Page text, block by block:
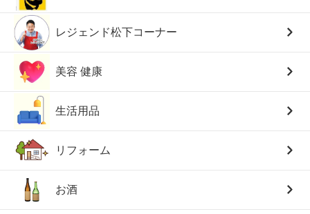
レジェンド松下コーナー
美容 健康
生活用品
リフォーム
お酒